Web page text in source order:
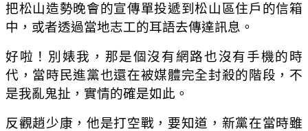
把松山造勢晚會的宣傳單投遞到松山區住戶的信箱
中，或者透過當地志工的耳語去傳達訊息。
好啦！別婊我，那是個沒有網路也沒有手機的時
代，當時民進黨也還在被媒體完全封殺的階段，不
是我亂鬼扯，實情的確是如此。
反觀趙少康，他是打空戰，要知道，新黨在當時雖